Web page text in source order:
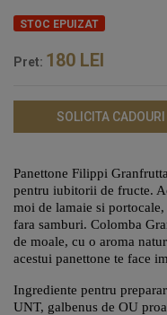
STOC EPUIZAT
Pret: 180 LEI
SOLICITA
Panettone Filippi
pentru iubitorii de fructe.
moi de lamaie si
fara samburi. Colomba
de moale, cu o aroma
acestui panettone te face
Ingrediente pentru
UNT, galbenus de OU